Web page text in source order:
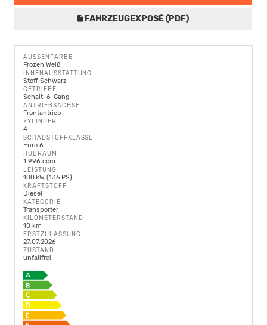
FAHRZEUGEXPOSÉ (PDF)
AUSSENFARBE
Frozen Weiß
INNENAUSSTATTUNG
Stoff Schwarz
GETRIEBE
Schalt. 6-Gang
ANTRIEBSACHSE
Frontantrieb
ZYLINDER
4
SCHADSTOFFKLASSE
Euro 6
HUBRAUM
1.996 ccm
LEISTUNG
100 kW (136 PS)
KRAFTSTOFF
Diesel
KATEGORIE
Transporter
KILOMETERSTAND
10 km
ERSTZULASSUNG
27.07.2026
ZUSTAND
unfallfrei